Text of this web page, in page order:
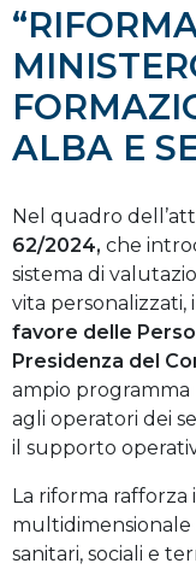
ALBA E
Nel quadro
62/2024, che
sistema di
vita personalizzati, il
favore delle
Presidenza del
ampio
agli operatori dei
il supporto
La riforma
multidimensionale
sanitari, sociali e